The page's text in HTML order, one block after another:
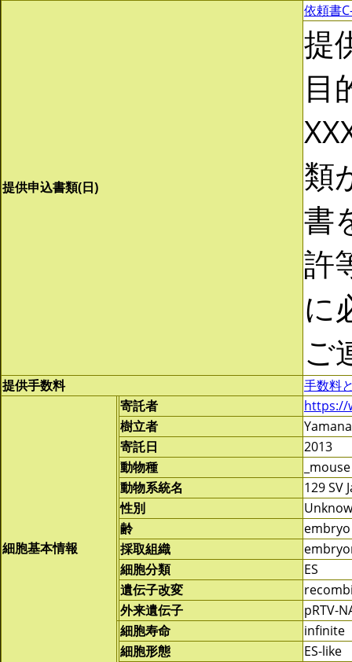
提供申込書類(日)
依頼書
提
目
類
書
許
に
ご
提供手数料 手数料
細胞基本情報
寄託者
https://
樹立者
寄託日
2013
動物種
動物系統名
129 SV
性別
齢
embryo
採取組織
細胞分類
ES
遺伝子改変
外来遺伝子
pRTV-
細胞寿命
infinite
細胞形態
ES-like